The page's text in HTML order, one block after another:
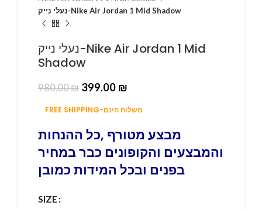
נעלי נייק-Nike Air Jordan 1 Mid Shadow
נעלי נייק-Nike Air Jordan 1 Mid
Shadow
980.00₪ 399.00 ₪
FREE SHIPPING-משלוח חינם
מבצע מטורף ,כל ההנחות
והמבצעים והקופונים כבר במחיר
בפנים ובכל המידות כמובן
SIZE